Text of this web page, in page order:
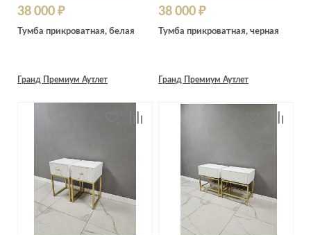
38 000 ₽
Тумба прикроватная, белая
Гранд Премиум Аутлет
38 000 ₽
Тумба прикроватная, черная
Гранд Премиум Аутлет